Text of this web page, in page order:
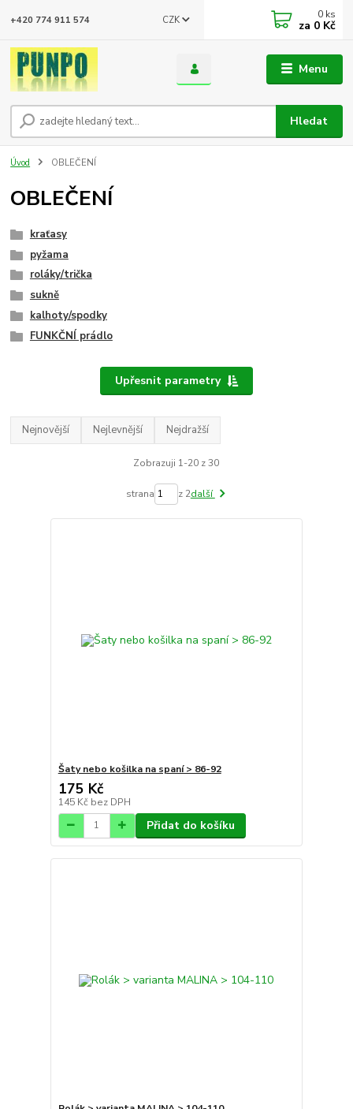
Menu
CZK
Hledat
+420 774 911 574 0 ks
za 0 Kč
Úvod OBLEČENÍ
OBLEČENÍ
kraťasy
pyžama
roláky/trička
sukně
kalhoty/spodky
FUNKČNÍ prádlo
Upřesnit parametry
Nejnovější Nejlevnější Nejdražší
Zobrazuji 1-20 z 30
strana z 2další
Šaty nebo košilka na spaní > 86-92
175 Kč
145 Kč bez DPH
Přidat do košíku